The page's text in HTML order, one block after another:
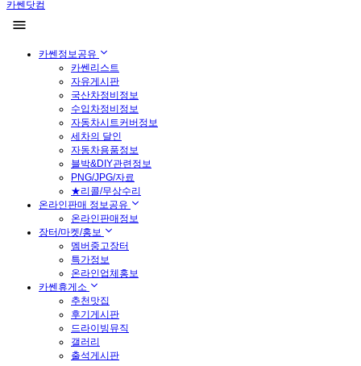
카쎈닷컴
카쎈정보공유
카쎈리스트
자유게시판
국산차정비정보
수입차정비정보
자동차시트커버정보
세차의 달인
자동차용품정보
블박&DIY관련정보
PNG/JPG/자료
★리콜/무상수리
온라인판매 정보공유
온라인판매정보
장터/마켓/홍보
멤버중고장터
특가정보
온라인업체홍보
카쎈휴게소
추천맛집
후기게시판
드라이빙뮤직
갤러리
출석게시판